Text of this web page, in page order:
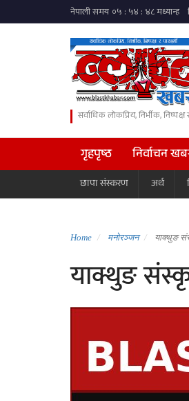
सर्वाधिक लोकप्रिय, निर्भीक, निष्पक्ष
गृहपृष्ठ निर्वाचन
छापा संस्करण अर्थ
Home मनोरञ्जन याक्थुङ
याक्थुङ